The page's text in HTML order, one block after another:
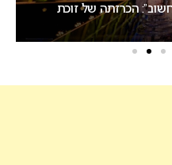
על התאריכים עלולה להשפיע על